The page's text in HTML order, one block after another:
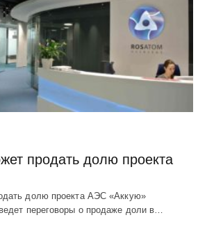
продать долю проекта
долю проекта АЭС «Аккую»
переговоры о продаже доли в…